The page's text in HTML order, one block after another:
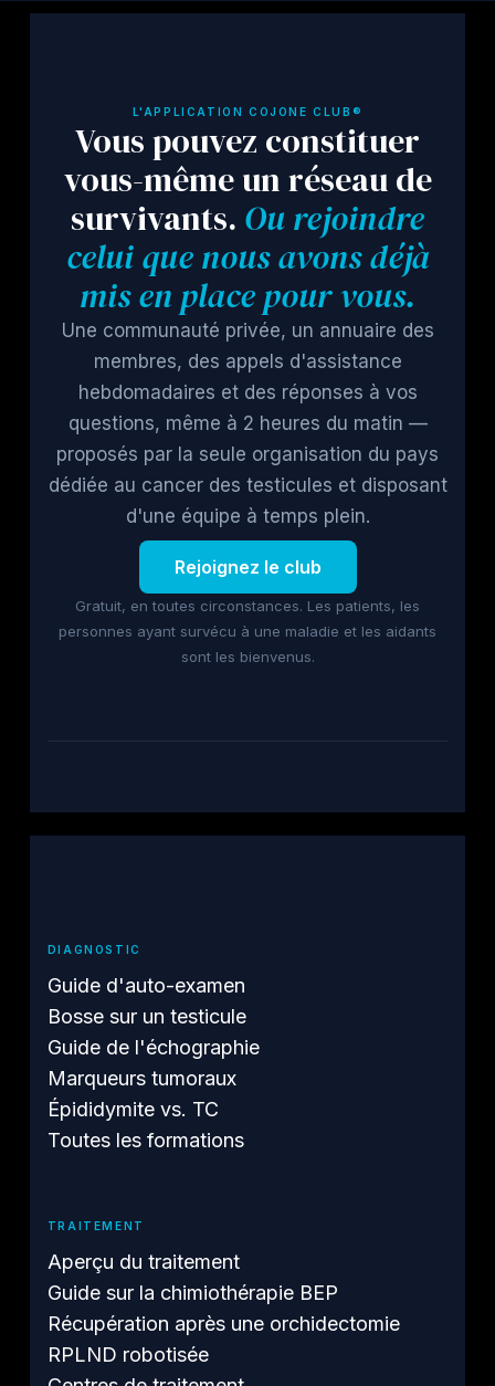
L'APPLICATION COJONE CLUB®
Vous pouvez constituer
vous-même un réseau de
survivants. Ou rejoindre
celui que nous avons déjà
mis en place pour vous.
Une communauté privée, un annuaire des
membres, des appels d'assistance
hebdomadaires et des réponses à vos
questions, même à 2 heures du matin —
proposés par la seule organisation du pays
dédiée au cancer des testicules et disposant
d'une équipe à temps plein.
Rejoignez le club
Gratuit, en toutes circonstances. Les patients, les
personnes ayant survécu à une maladie et les aidants
sont les bienvenus.
DIAGNOSTIC
Guide d'auto-examen
Bosse sur un testicule
Guide de l'échographie
Marqueurs tumoraux
Épididymite vs. TC
Toutes les formations
TRAITEMENT
Aperçu du traitement
Guide sur la chimiothérapie BEP
Récupération après une orchidectomie
RPLND robotisée